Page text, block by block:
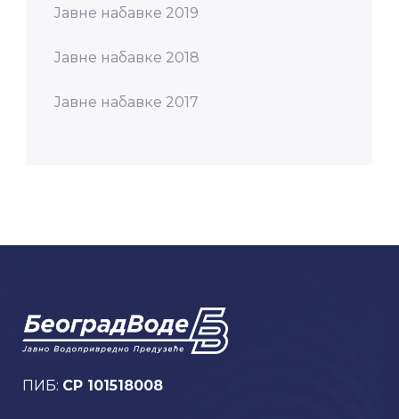
Јавне набавке 2019
Јавне набавке 2018
Јавне набавке 2017
ПИБ: CP 101518008